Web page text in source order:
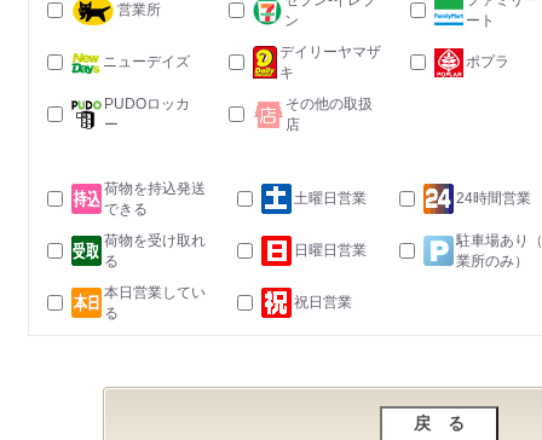
営業所
ン
ート
ニューデイズ
デイリーヤマザ
キ
ポプラ
PUDOロッカ
ー
その他の取扱
店
荷物を持込発送
できる
土曜日営業 24時間営業
荷物を受け取れ
る
日曜日営業
駐車場あり
業所のみ）
本日営業してい
る
祝日営業